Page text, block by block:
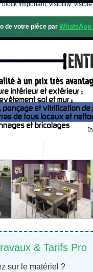
!important; visibility:
de votre pièce par
& Tarifs Pro
sur le matériel ?